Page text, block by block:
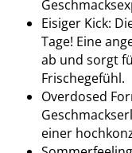
Eisiger Kick:
Tage! Eine
ab und sorgt
Frischegefühl.
Overdosed
einer